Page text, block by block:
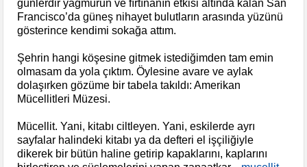
günlerdir yağmurun ve fırtınanın etkisi altında kalan San
Francisco’da güneş nihayet bulutların arasında yüzünü
gösterince kendimi sokağa attım.
Şehrin hangi köşesine gitmek istediğimden tam emin
olmasam da yola çıktım. Öylesine avare ve aylak
dolaşırken gözüme bir tabela takıldı: Amerikan
Mücellitleri Müzesi.
Mücellit. Yani, kitabı ciltleyen. Yani, eskilerde ayrı
sayfalar halindeki kitabı ya da defteri el işçiliğiyle
dikerek bir bütün haline getirip kapaklarını, kaplarını